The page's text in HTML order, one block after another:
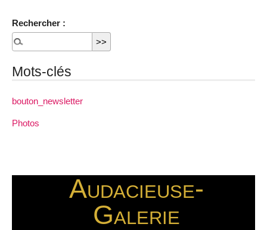
Rechercher :
Mots-clés
bouton_newsletter
Photos
Audacieuse-
Galerie